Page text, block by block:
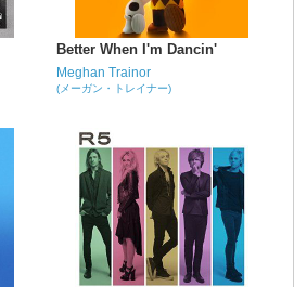
Better When I'm Dancin'
Meghan Trainor
(メーガン・トレイナー)